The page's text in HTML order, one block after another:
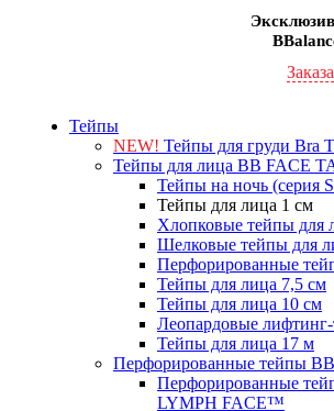
Тейпы
NEW! Тейпы для груди Bra
Тейпы для лица BB FACE
Тейпы на ночь (серия
Тейпы для лица 1 см
Хлопковые тейпы для
Шелковые тейпы для
Перфорированные
Тейпы для лица 7,5 см
Тейпы для лица 10 см
Леопардовые
Тейпы для лица 17 м
Перфорированные тейпы
Перфорированные
LYMPH FACE™